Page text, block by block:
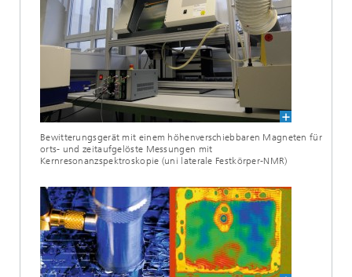
Bewitterungsgerät mit einem höhenverschiebbaren Magneten für
orts- und zeitaufgelöste Messungen mit
Kernresonanzspektroskopie (uni laterale Festkörper-NMR)